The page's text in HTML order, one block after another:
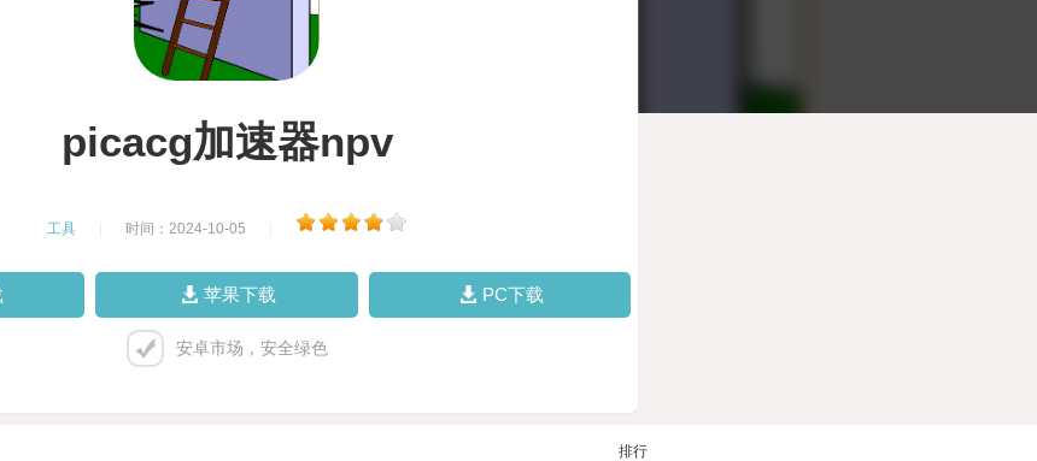
picacg加速器npv
工具 时间：2024-10-05
苹果下载 PC下载
安卓市场，安全绿色
排行